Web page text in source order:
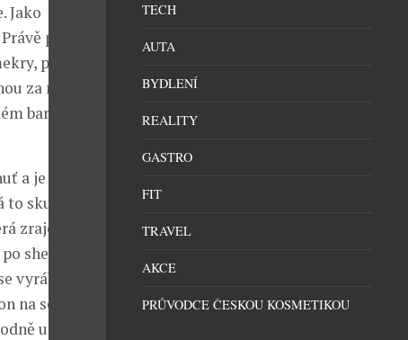
Jako
pro ně a
přišla
za rok.
baru
a je
skutečně
zraje ve 2x
sherry. Jde
vyrábí
na sebe
určen
TECH
AUTA
BYDLENÍ
REALITY
GASTRO
FIT
TRAVEL
AKCE
PRŮVODCE ČESKOU KOSMETIKOU